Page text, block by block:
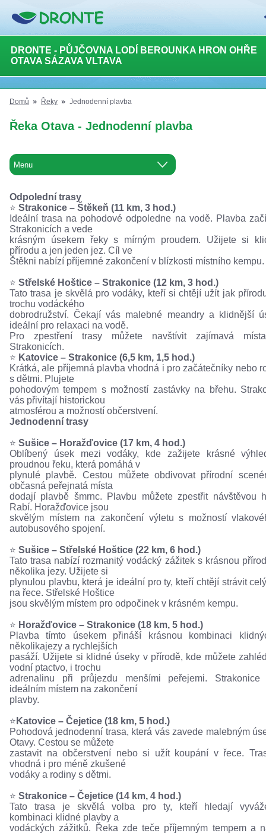
DRONTE - PŮJČOVNA LODÍ BEROUNKA HRON OHŘE
OTAVA SÁZAVA VLTAVA
Domů Řeky Jednodenní plavba
Řeka Otava - Jednodenní plavba
Odpolední trasy
⭐️ Strakonice – Štěkeň (11 km, 3 hod.)
Ideální trasa na pohodové odpoledne na vodě. Plavba
Strakonicích a vede
krásným úsekem řeky s mírným proudem. Užijete si
přírodu a jen jeden jez. Cíl ve
Štěkni nabízí příjemné zakončení v blízkosti místního kempu.
⭐️ Střelské Hoštice – Strakonice (12 km, 3 hod.)
Tato trasa je skvělá pro vodáky, kteří si chtějí užít jak
trochu vodáckého
dobrodružství. Čekají vás malebné meandry a klidnější
ideální pro relaxaci na vodě.
Pro zpestření trasy můžete navštívit zajímavá
Strakonicích.
⭐️ Katovice – Strakonice (6,5 km, 1,5 hod.)
Krátká, ale příjemná plavba vhodná i pro začátečníky nebo
s dětmi. Plujete
pohodovým tempem s možností zastávky na břehu.
vás přivítají historickou
atmosférou a možností občerstvení.
Jednodenní trasy
⭐️ Sušice – Horažďovice (17 km, 4 hod.)
Oblíbený úsek mezi vodáky, kde zažijete krásné
proudnou řeku, která pomáhá v
plynulé plavbě. Cestou můžete obdivovat přírodní
občasná peřejnatá místa
dodají plavbě šmrnc. Plavbu můžete zpestřit návštěvou
Rabí. Horažďovice jsou
skvělým místem na zakončení výletu s možností
autobusového spojení.
⭐️ Sušice – Střelské Hoštice (22 km, 6 hod.)
Tato trasa nabízí rozmanitý vodácký zážitek s krásnou
několika jezy. Užijete si
plynulou plavbu, která je ideální pro ty, kteří chtějí strávit
na řece. Střelské Hoštice
jsou skvělým místem pro odpočinek v krásném kempu.
⭐️ Horažďovice – Strakonice (18 km, 5 hod.)
Plavba tímto úsekem přináší krásnou kombinaci
několikajezy a rychlejších
pasáží. Užijete si klidné úseky v přírodě, kde můžete
vodní ptactvo, i trochu
adrenalinu při průjezdu menšími peřejemi. Strakonice
ideálním místem na zakončení
plavby.
⭐️ Katovice – Čejetice (18 km, 5 hod.)
Pohodová jednodenní trasa, která vás zavede malebným
Otavy. Cestou se můžete
zastavit na občerstvení nebo si užít koupání v řece.
vhodná i pro méně zkušené
vodáky a rodiny s dětmi.
⭐️ Strakonice – Čejetice (14 km, 4 hod.)
Tato trasa je skvělá volba pro ty, kteří hledají
kombinaci klidné plavby a
vodáckých zážitků. Řeka zde teče příjemným tempem a